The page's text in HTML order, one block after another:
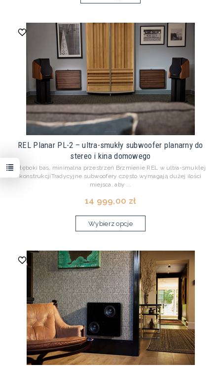
REL Planar PL-2 – ultra-smukły subwoofer planarny do
stereo i kina domowego
Głęboki bas, minimalna przestrzeń Brzmienie REL w ultra-smukłej
konstrukcjiTradycyjne subwoofery często wymagają dużej ilości
miejsca, aby ...
14 999,00 zł
Wybierz opcje